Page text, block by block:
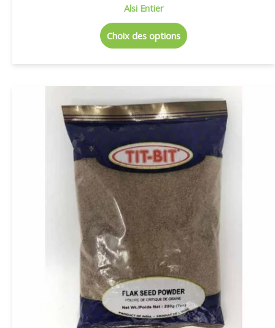
Alsi Entier
Choix des options